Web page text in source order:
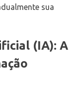
sua
(IA): A